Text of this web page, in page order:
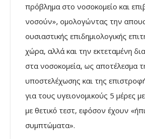
πρόβλημα στο νοσοκομείο και
νοσούν», ομολογώντας την
ουσιαστικής επιδημιολογικής
χώρα, αλλά και την εκτεταμένη
στα νοσοκομεία, ως αποτέλεσμα
υποστελέχωσης και της
για τους υγειονομικούς 5 μέρες
με θετικό τεστ, εφόσον έχουν
συμπτώματα».